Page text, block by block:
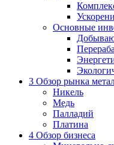
Основные
3 Обзор рынка
Никель
Медь
Палладий
Платина
4 Обзор бизнеса